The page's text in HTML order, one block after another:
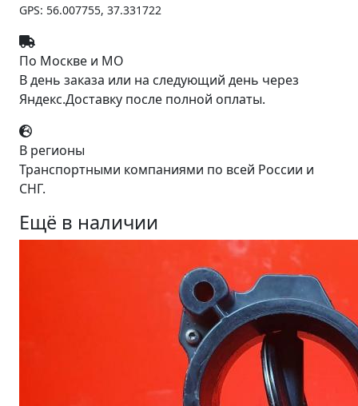
GPS: 56.007755, 37.331722
По Москве и МО
В день заказа или на следующий день через
Яндекс.Доставку после полной оплаты.
В регионы
Транспортными компаниями по всей России и
СНГ.
Ещё в наличии